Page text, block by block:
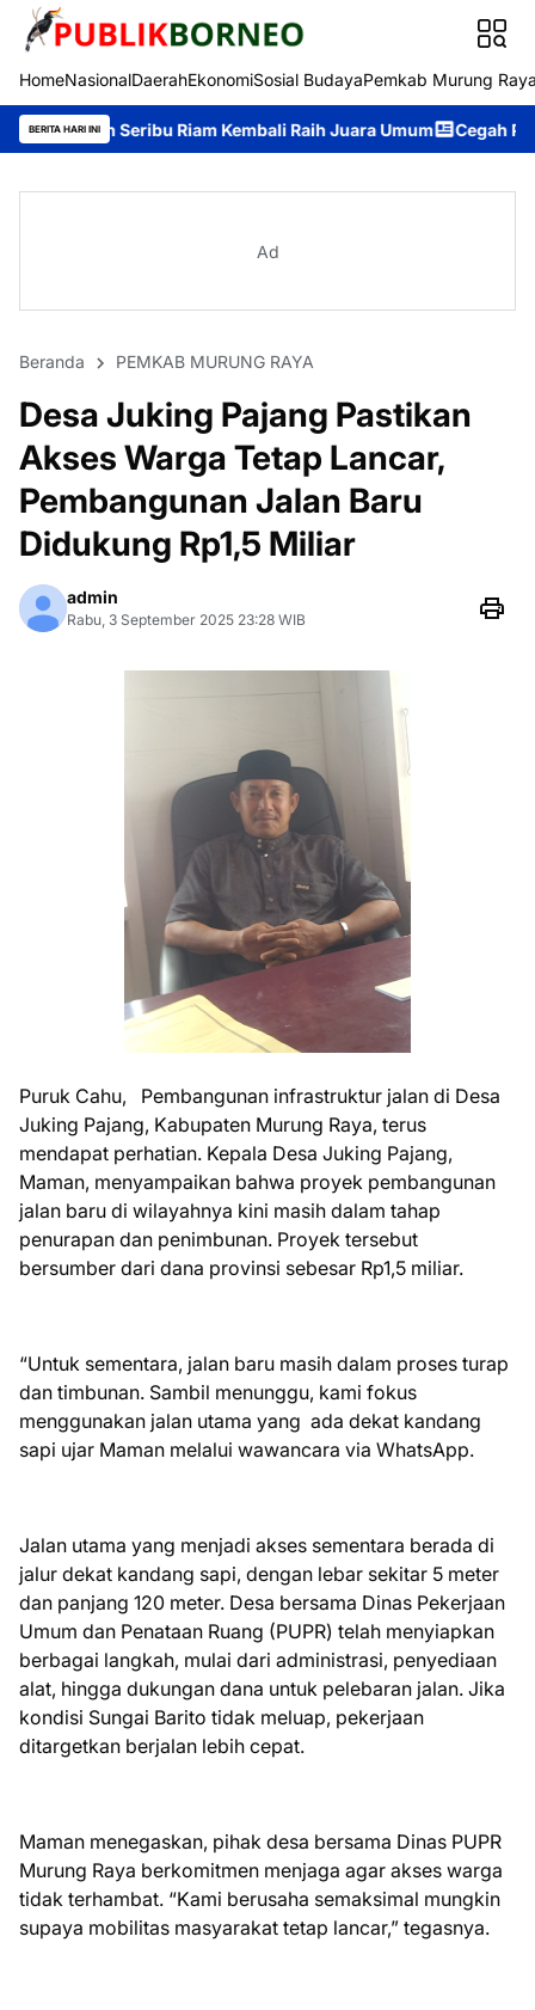
HomeNasionalDaerahEkonomiSosial BudayaPemkab Murung
BERITA HARI INI
Riam Kembali Raih Juara Umum Cegah Premanisme,
Ad
Beranda PEMKAB MURUNG RAYA
Desa Juking Pajang Pastikan
Akses Warga Tetap Lancar,
Pembangunan Jalan Baru
Didukung Rp1,5 Miliar
admin
Rabu, 3 September 2025 23:28 WIB
Puruk Cahu, Pembangunan infrastruktur jalan di Desa
Juking Pajang, Kabupaten Murung Raya, terus
mendapat perhatian. Kepala Desa Juking Pajang,
Maman, menyampaikan bahwa proyek pembangunan
jalan baru di wilayahnya kini masih dalam tahap
penurapan dan penimbunan. Proyek tersebut
bersumber dari dana provinsi sebesar Rp1,5 miliar.
“Untuk sementara, jalan baru masih dalam proses turap
dan timbunan. Sambil menunggu, kami fokus
menggunakan jalan utama yang ada dekat kandang
sapi ujar Maman melalui wawancara via WhatsApp.
Jalan utama yang menjadi akses sementara berada di
jalur dekat kandang sapi, dengan lebar sekitar 5 meter
dan panjang 120 meter. Desa bersama Dinas Pekerjaan
Umum dan Penataan Ruang (PUPR) telah menyiapkan
berbagai langkah, mulai dari administrasi, penyediaan
alat, hingga dukungan dana untuk pelebaran jalan. Jika
kondisi Sungai Barito tidak meluap, pekerjaan
ditargetkan berjalan lebih cepat.
Maman menegaskan, pihak desa bersama Dinas PUPR
Murung Raya berkomitmen menjaga agar akses warga
tidak terhambat. “Kami berusaha semaksimal mungkin
supaya mobilitas masyarakat tetap lancar,” tegasnya.